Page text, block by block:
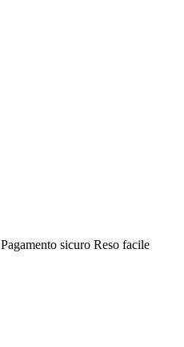
Pagamento sicuro Reso facile